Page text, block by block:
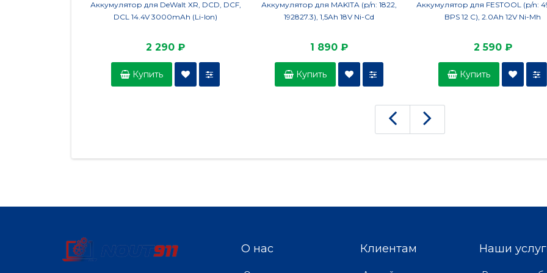
Аккумулятор для DeWalt XR, DCD, DCF,
DCL 14.4V 3000mAh (Li-Ion)
2 290 ₽
Купить
Аккумулятор для MAKITA (p/n: 1822,
192827.3), 1,5Ah 18V Ni-Cd
1 890 ₽
Купить
Аккумулятор для FESTOOL (p/n:
BPS 12 C), 2.0Ah 12V Ni-Mh
2 590 ₽
Купить
О нас Клиентам Наши